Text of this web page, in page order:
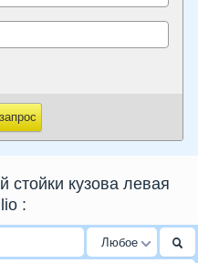
кузова левая
:
Любое